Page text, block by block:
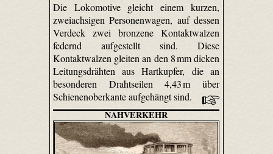
Die Lokomotive gleicht einem kurzen,
zweiachsigen Personenwagen, auf dessen
Verdeck zwei bronzene Kontaktwalzen
federnd aufgestellt sind. Diese
Kontaktwalzen gleiten an den 8 mm dicken
Leitungsdrähten aus Hartkupfer, die an
besonderen Drahtseilen 4,43 m über
Schienenoberkante aufgehängt sind.
NAHVERKEHR